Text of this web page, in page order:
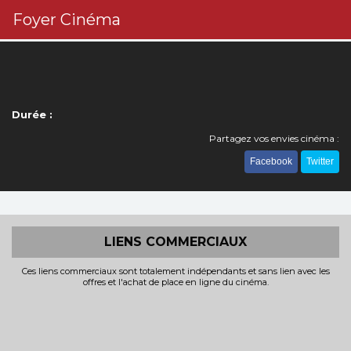
Foyer Cinéma
Durée :
Partagez vos envies cinéma :
Facebook Twitter
LIENS COMMERCIAUX
Ces liens commerciaux sont totalement indépendants et sans lien avec les
offres et l'achat de place en ligne du cinéma.